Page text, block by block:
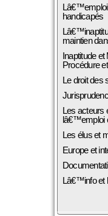
Lâ€™emploi
handicapés
maintien
Inaptitude et
Procédure
Le droit des
Les acteurs
lâ€™emploi
Les élus et
Europe et
Lâ€™info et